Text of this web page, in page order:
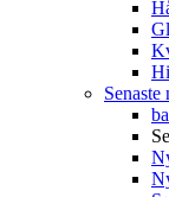
Senaste